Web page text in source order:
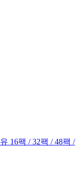
16팩 / 32팩 / 48팩 /